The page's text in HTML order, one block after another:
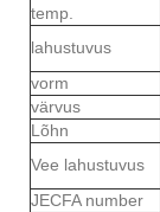
temp.
lahustuvus
vorm
värvus
Lõhn
Vee lahustuvus
JECFA number